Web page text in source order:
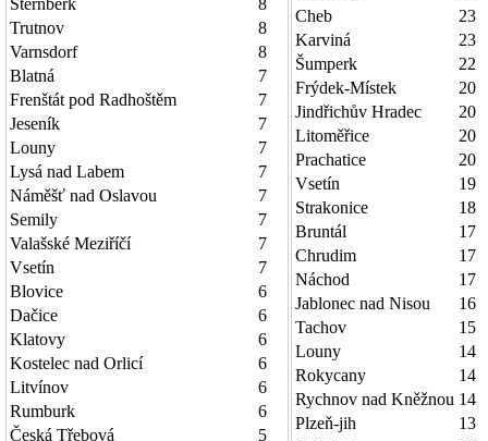
Šternberk
8
Trutnov
8
Varnsdorf
8
Blatná
7
Frenštát pod Radhoštěm
7
Jeseník
7
Louny
7
Lysá nad Labem
7
Náměšť nad Oslavou
7
Semily
7
Valašské Meziříčí
7
Vsetín
7
Blovice
6
Dačice
6
Klatovy
6
Kostelec nad Orlicí
6
Litvínov
6
Rumburk
6
Česká Třebová
5
Cheb
23
Karviná
23
Šumperk
22
Frýdek-Místek
20
Jindřichův Hradec
20
Litoměřice
20
Prachatice
20
Vsetín
19
Strakonice
18
Bruntál
17
Chrudim
17
Náchod
17
Jablonec nad Nisou
16
Tachov
15
Louny
14
Rokycany
14
Rychnov nad Kněžnou 14
Plzeň-jih
13